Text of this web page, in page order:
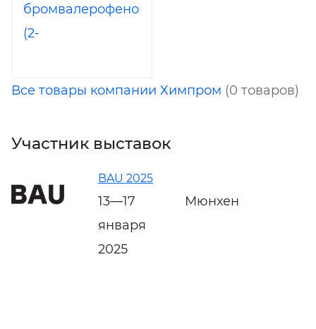
бромвалерофенон
(2-
Все товары компании Химпром (0 товаров)
Участник выставок
BAU 2025
13—17
января
2025
Мюнхен